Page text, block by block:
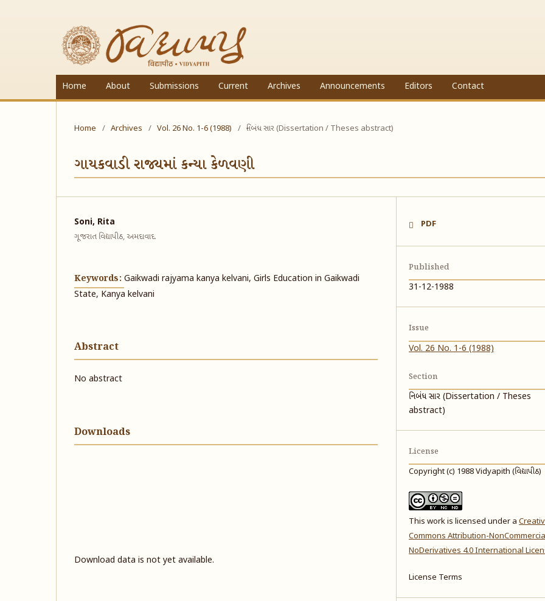
Home About Submissions Current Archives Announcements Editors Contact
Home / Archives / Vol. 26 No. 1-6 (1988) / નિબંધ સાર (Dissertation / Theses abstract)
ગાયકવાડી રાજ્યમાં કન્યા કેળવણી
Soni, Rita
ગૂજરાત વિદ્યાપીઠ, અમદાવાદ.
Keywords: Gaikwadi rajyama kanya kelvani, Girls Education in Gaikwadi
State, Kanya kelvani
Abstract
No abstract
Downloads
Download data is not yet available.
PDF
Published
31-12-1988
Issue
Vol. 26 No. 1-6 (1988)
Section
નિબંધ સાર (Dissertation / Theses
abstract)
License
Copyright (c) 1988 Vidyapith (વિદ્યાપીઠ)
This work is licensed under a
Commons Attribution-
NoDerivatives 4.0 International
License Terms